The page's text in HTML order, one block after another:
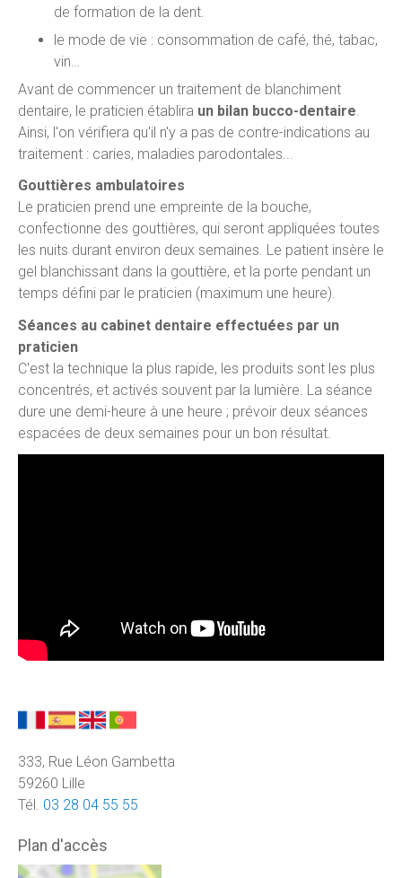
de formation de la dent.
le mode de vie : consommation de café, thé, tabac,
vin…
Avant de commencer un traitement de blanchiment
dentaire, le praticien établira un bilan bucco-dentaire.
Ainsi, l'on vérifiera qu'il n'y a pas de contre-indications au
traitement : caries, maladies parodontales...
Gouttières ambulatoires
Le praticien prend une empreinte de la bouche,
confectionne des gouttières, qui seront appliquées toutes
les nuits durant environ deux semaines. Le patient insère le
gel blanchissant dans la gouttière, et la porte pendant un
temps défini par le praticien (maximum une heure).
Séances au cabinet dentaire effectuées par un
praticien
C'est la technique la plus rapide, les produits sont les plus
concentrés, et activés souvent par la lumière. La séance
dure une demi-heure à une heure ; prévoir deux séances
espacées de deux semaines pour un bon résultat.
333, Rue Léon Gambetta
59260 Lille
Tél. 03 28 04 55 55
Plan d'accès